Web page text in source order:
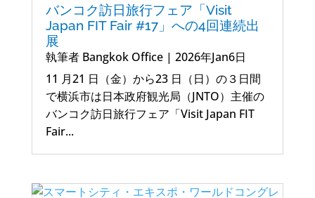
バンコク訪日旅行フェア「Visit
Japan FIT Fair #17」への4回連続出
展
執筆者 Bangkok Office| 2026年Jan6日
11 月21 日（金）から23 日（日）の３日間
で横浜市は日本政府観光局（JNTO）主催の
バンコク訪日旅行フェア「Visit Japan FIT
Fair...